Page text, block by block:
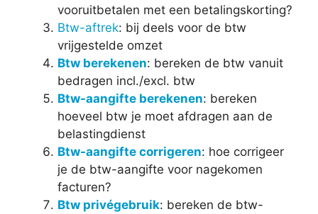
vooruitbetalen met een betalingskorting?
Btw-aftrek: bij deels voor de btw
vrijgestelde omzet
Btw berekenen: bereken de btw vanuit
bedragen incl./excl. btw
Btw-aangifte berekenen: bereken
hoeveel btw je moet afdragen aan de
belastingdienst
Btw-aangifte corrigeren: hoe corrigeer
je de btw-aangifte voor nagekomen
facturen?
Btw privégebruik: bereken de btw-